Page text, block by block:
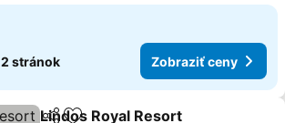
2 stránok Zobraziť ceny
Lindos Royal Resort